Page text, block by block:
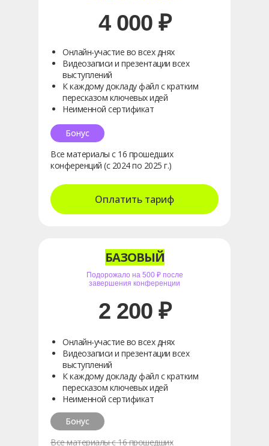
Бонус
Все материалы с 16 прошедших
конференций (с 2024 по 2025 г.)
Онлайн-участие во всех днях
Видеозаписи и презентации всех
выступлений
К каждому докладу файл с кратким
пересказом ключевых идей
Неименной сертификат
4 000 ₽
Оплатить тариф
Бонус
Все материалы с 16 прошедших
Онлайн-участие во всех днях
Видеозаписи и презентации всех
выступлений
К каждому докладу файл с кратким
пересказом ключевых идей
Неименной сертификат
Подорожало на 500 ₽ после
завершения конференции
2 200 ₽
БАЗОВЫЙ